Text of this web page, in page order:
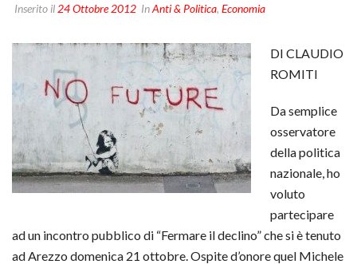
Inserito il 24 Ottobre 2012 InAnti & Politica, Economia
DI CLAUDIO
ROMITI
Da semplice
osservatore
della politica
nazionale, ho
voluto
partecipare
ad un incontro pubblico di “Fermare il declino” che si è tenuto
ad Arezzo domenica 21 ottobre. Ospite d’onore quel Michele